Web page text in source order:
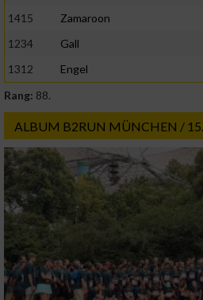
1415 Zamaroon
1234
Gall
1312
Engel
Rang: 88.
ALBUM B2RUN MÜNCHEN /